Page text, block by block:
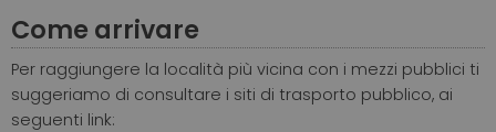
Come arrivare
Per raggiungere la località più vicina con i mezzi pubblici ti
suggeriamo di consultare i siti di trasporto pubblico, ai
seguenti link: